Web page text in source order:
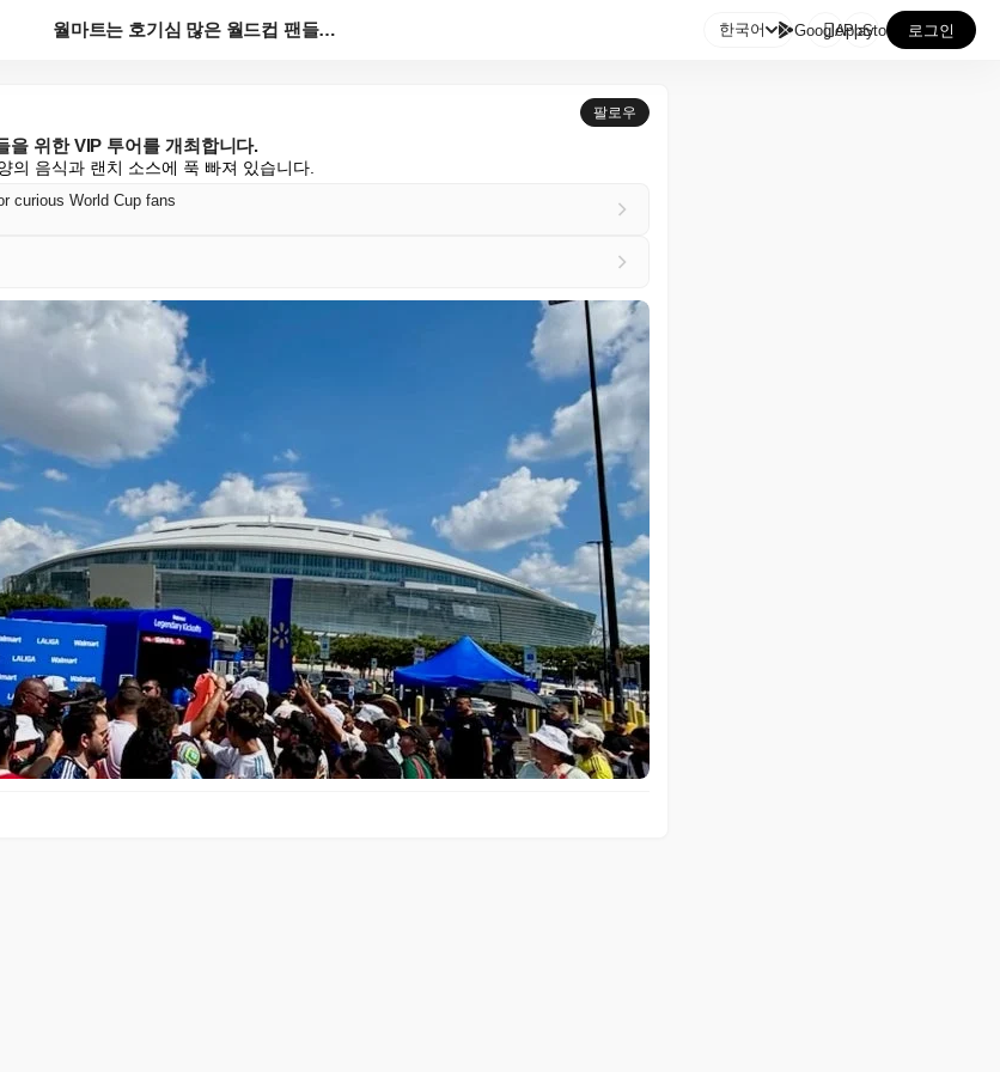
월마트는 호기심 많은 월드컵 팬들을 위한 VIP 투어를... 한국어 GooglePlay
AppStore 로그인
팔로우
을 위한 VIP 투어를 개최합니다.
의 음식과 랜치 소스에 푹 빠져 있습니다.
curious World Cup fans